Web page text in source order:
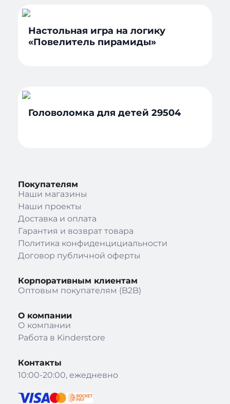
Настольная игра на логику
«Повелитель пирамиды»
Головоломка для детей 29504
Покупателям
Наши магазины
Наши проекты
Доставка и оплата
Гарантия и возврат товара
Политика конфиденцициальности
Договор публичной оферты
Корпоративным клиентам
Оптовым покупателям (B2B)
О компании
О компании
Работа в Kinderstore
Контакты
10:00-20:00, ежедневно